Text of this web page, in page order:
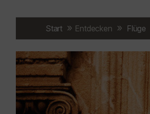
Start Entdecken Flüge